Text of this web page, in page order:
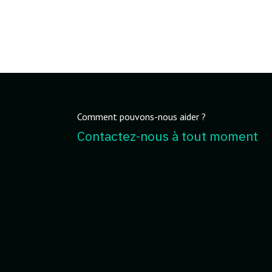
Comment pouvons-nous aider ?
Contactez-nous à tout moment